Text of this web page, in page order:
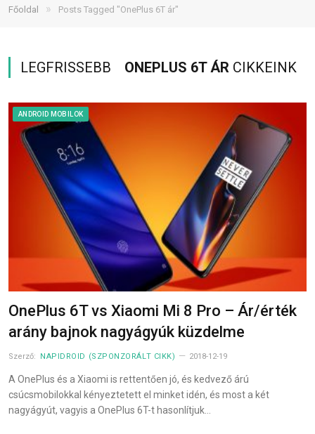
Főoldal » Posts Tagged "OnePlus 6T ár"
LEGFRISSEBB ONEPLUS 6T ÁR CIKKEINK
ANDROID MOBILOK
OnePlus 6T vs Xiaomi Mi 8 Pro – Ár/érték
arány bajnok nagyágyúk küzdelme
Szerző: NAPIDROID (SZPONZORÁLT CIKK) 2018-12-19
A OnePlus és a Xiaomi is rettentően jó, és kedvező árú
csúcsmobilokkal kényeztetett el minket idén, és most a két
nagyágyút, vagyis a OnePlus 6T-t hasonlítjuk…